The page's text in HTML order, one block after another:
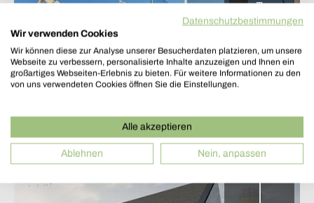
Baufortschritt
Entwurf vom Eingangsbereich
Datenschutzbestimmungen
Wir verwenden Cookies
Wir können diese zur Analyse unserer Besucherdaten platzieren, um unsere
Webseite zu verbessern, personalisierte Inhalte anzuzeigen und Ihnen ein
großartiges Webseiten-Erlebnis zu bieten. Für weitere Informationen zu den
von uns verwendeten Cookies öffnen Sie die Einstellungen.
Alle akzeptieren
Ablehnen Nein, anpassen